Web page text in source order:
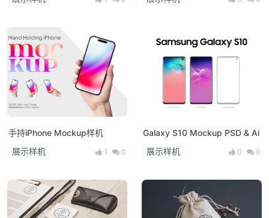
手持iPhone Mockup样机
展示样机
1 0
Galaxy S10 Mockup PSD & Ai
展示样机
0 0